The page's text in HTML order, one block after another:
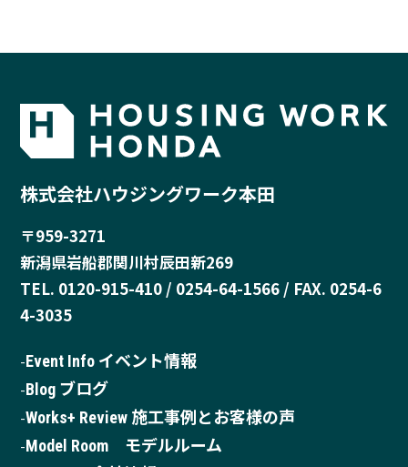
株式会社ハウジングワーク本田
〒959-3271
新潟県岩船郡関川村辰田新269
TEL. 0120-915-410 / 0254-64-1566 / FAX. 0254-6
4-3035
Event Info イベント情報
Blog ブログ
Works+ Review 施工事例とお客様の声
Model Room モデルルーム